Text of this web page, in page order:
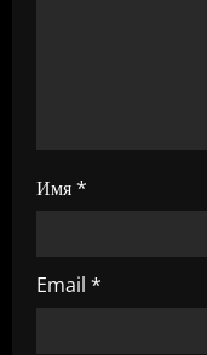
с
я
м
Имя*
Email *